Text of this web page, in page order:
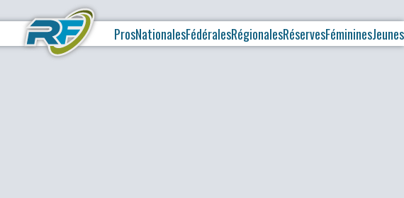
ProsNationalesFédéralesRégionalesRéservesFémininesJeunes